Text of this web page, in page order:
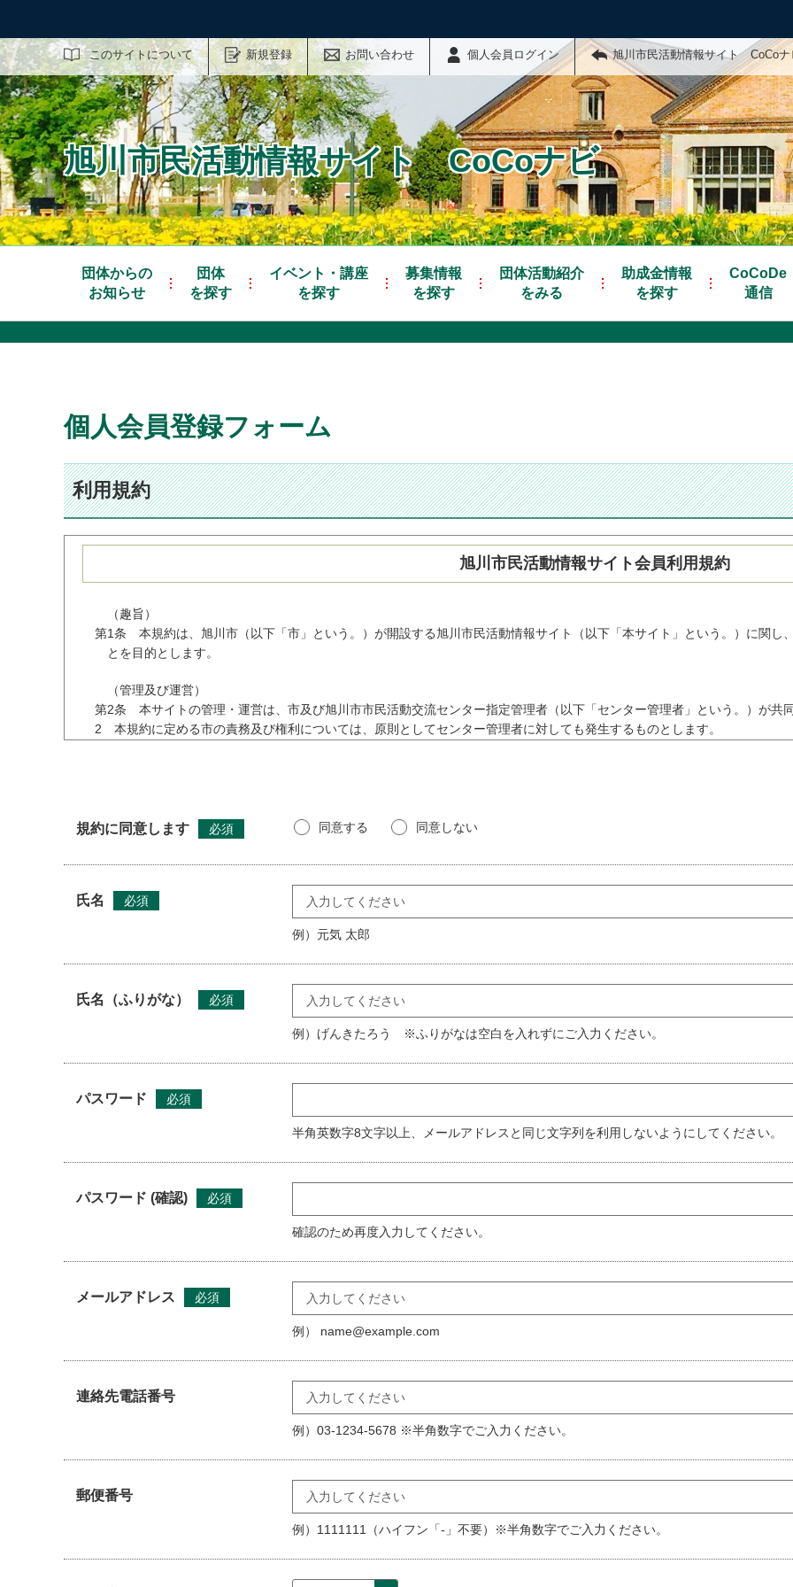
このサイトについて 新規登録 お問い合わせ 個人会員ログイン 旭川市民活動情報サイト CoCoナ
サイト内検索
旭川市民活動情報サイト CoCoナビ
団体からの
お知らせ
団体
を探す
イベント・講座
を探す
募集情報
を探す
団体活動紹介
をみる
助成金情報
を探す
CoCoDe
通信
個人会員登録フォーム
利用規約
旭川市民活動情報サイト会員利用規約
（趣旨）
第1条 本規約は、旭川市（以下「市」という。）が開設する旭川市民活動情報サイト（以下「本サイト」という。）に関し
とを目的とします。
（管理及び運営）
第2条 本サイトの管理・運営は、市及び旭川市市民活動交流センター指定管理者（以下「センター管理者」という。）が共
2 本規約に定める市の責務及び権利については、原則としてセンター管理者に対しても発生するものとします。
完了した方とします。
を行う場合があります。
3 会員登録は、１団体１回、１人１回のみできるものとし、複数件の登録があった場合、市及びセンター管理者の判断によ
（会員ＩＤ及びパスワードの管理）
第4条 本サイトに登録したＩＤ及びパスワードの管理は、会員が責任を負うものとします。
第5条 登録情報は、市及びセンター管理者が所有するものとし、個人が特定できる情報については、市及びセンター管理者
3 住所、電話番号、メールアドレスその他サービスの登録情報に変更が生じた場合、会員は速やかに変更の手続をとるものと
4 登録情報は、本サイトの管理及び運営のほか、次の場合においてのみ使用します。
(1) 市及びセンター管理者から市民活動に関する案内文を送付する場合
（禁止事項）
第6条 会員は次の各号に該当し、又はその恐れのある行為は禁止とします。
(3)他の会員又は第三者の著作権を侵害する行為
(4)他の会員又は第三者を誹謗、中傷する行為
(5)他の会員又は第三者に不利益を与える行為
(7)本サイトの管理及び運営を妨害する行為
(8)その他、市及びセンター管理者が不適当と判断する行為
第7条 会員は、事前に市及びセンター管理者又は著作権者の特段の許諾がある場合を除き、原則として、本サイトを通じて
定める私的使用の範囲内でのみ利用するものとします。
（登録の抹消）
第8条 市及びセンター管理者は、会員が次の各号に該当する場合、会員の承諾の有無にかかわらず、登録を抹消することが
(1)会員ＩＤ又はパスワードを不正使用した場合
(2)不正な登録又は行為があった場合
規約に同意します 必須 同意する 同意しない
氏名 必須
例）元気 太郎
氏名（ふりがな） 必須
例）げんきたろう ※ふりがなは空白を入れずにご入力ください。
パスワード 必須
半角英数字8文字以上、メールアドレスと同じ文字列を利用しないようにしてください。
パスワード (確認) 必須
確認のため再度入力してください。
メールアドレス 必須
例） name@example.com
連絡先電話番号
例）03-1234-5678 ※半角数字でご入力ください。
郵便番号
例）1111111（ハイフン「-」不要）※半角数字でご入力ください。